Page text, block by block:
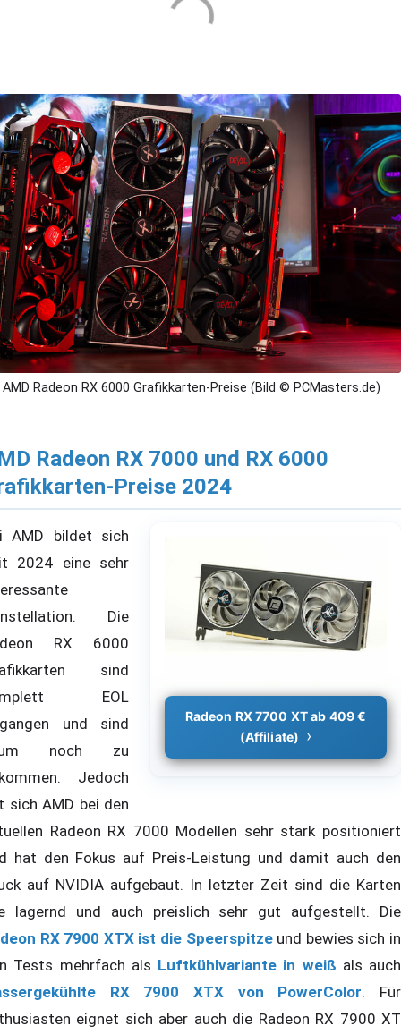
AMD Radeon RX 6000 Grafikkarten-Preise (Bild © PCMasters.de)
Radeon RX 7000 und RX 6000
Preise 2024
Radeon RX 7700 XT ab 409 €
(Affiliate)
AMD bildet sich
2024 eine sehr
Die
RX 6000
sind
EOL
und sind
noch zu
Jedoch
sich AMD bei den
Radeon RX 7000 Modellen sehr stark positioniert
hat den Fokus auf Preis-Leistung und damit auch den
auf NVIDIA aufgebaut. In letzter Zeit sind die Karten
lagernd und auch preislich sehr gut aufgestellt. Die
RX 7900 XTX ist die Speerspitzeund bewies sich in
Tests mehrfach als Luftkühlvariante in weiß als auch
RX 7900 XTX von PowerColor. Für
eignet sich aber auch die Radeon RX 7900 XT